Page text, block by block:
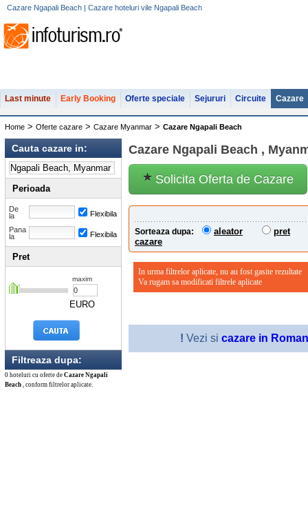
Cazare Ngapali Beach | Cazare hoteluri vile Ngapali Beach
Last minute Early Booking Oferte speciale Sejururi Circuite Cazare
Home > Oferte cazare > Cazare Myanmar > Cazare Ngapali Beach
Cauta cazare in:
Perioada
De
la
Flexibila
Pana
la
Flexibila
Pret
maxim
EURO
Filtreaza dupa:
0 hoteluri cu oferte de Cazare Ngapali
Beach , conform filtrelor aplicate.
Cazare Ngapali Beach ,
Solicita Oferta de Cazare
Sorteaza dupa: aleator
pret
cazare
In urma filtrelor aplicate, nu au fost gasite rezultate
Va rugam sa modificati filtrele aplicate
! Vezi si cazare in